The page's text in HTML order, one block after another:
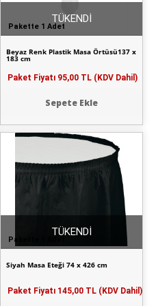
Pakette 1 Adet
Beyaz Renk Plastik Masa Örtüsü137 x
183 cm
Paket Fiyatı 95,00 TL (KDV Dahil)
Sepete Ekle
TÜKENDİ
Pakette 1 Adet
Siyah Masa Eteği 74 x 426 cm
Paket Fiyatı 145,00 TL (KDV Dahil)
TÜKENDİ